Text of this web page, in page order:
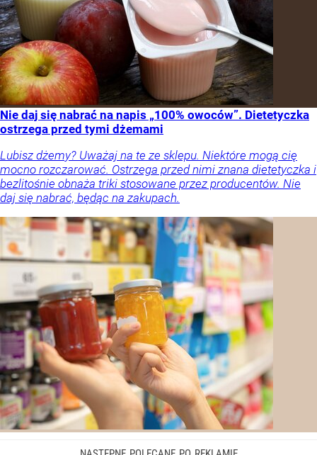
Nie daj się nabrać na napis „100% owoców”. Dietetyczka
ostrzega przed tymi dżemami
Lubisz dżemy? Uważaj na te ze sklepu. Niektóre mogą cię
mocno rozczarować. Ostrzega przed nimi znana dietetyczka i
bezlitośnie obnaża triki stosowane przez producentów. Nie
daj się nabrać, będąc na zakupach.